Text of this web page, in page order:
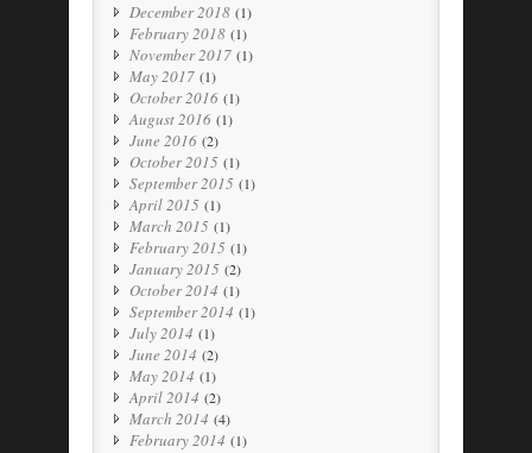
December 2018 (1)
February 2018 (1)
November 2017 (1)
May 2017 (1)
October 2016 (1)
August 2016 (1)
June 2016 (2)
October 2015 (1)
September 2015 (1)
April 2015 (1)
March 2015 (1)
February 2015 (1)
January 2015 (2)
October 2014 (1)
September 2014 (1)
July 2014 (1)
June 2014 (2)
May 2014 (1)
April 2014 (2)
March 2014 (4)
February 2014 (1)